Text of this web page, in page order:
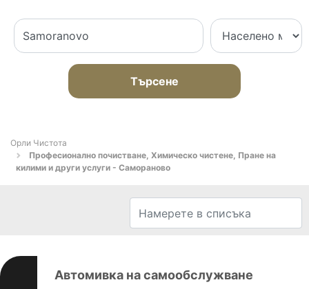
Търсене
Орли Чистота
Професионално почистване, Химическо чистене, Пране на
килими и други услуги - Самораново
Автомивка на самообслужване